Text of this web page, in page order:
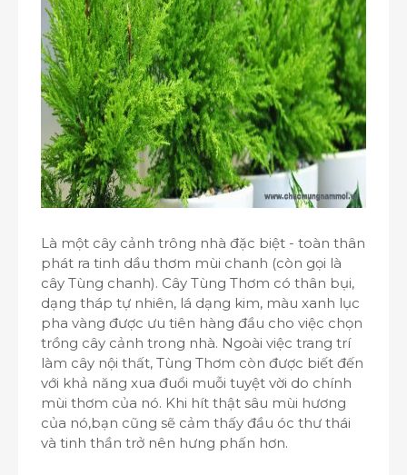
Là một cây cảnh trông nhà đặc biệt - toàn thân
phát ra tinh dầu thơm mùi chanh (còn gọi là
cây Tùng chanh). Cây Tùng Thơm có thân bụi,
dạng tháp tự nhiên, lá dạng kim, màu xanh lục
pha vàng được ưu tiên hàng đầu cho việc chọn
trồng cây cảnh trong nhà. Ngoài việc trang trí
làm cây nội thất, Tùng Thơm còn được biết đến
với khả năng xua đuổi muỗi tuyệt vời do chính
mùi thơm của nó. Khi hít thật sâu mùi hương
của nó,bạn cũng sẽ cảm thấy đầu óc thư thái
và tinh thần trở nên hưng phấn hơn.